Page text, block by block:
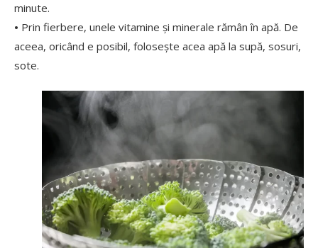
minute.
• Prin fierbere, unele vitamine și minerale rămân în apă. De
aceea, oricând e posibil, folosește acea apă la supă, sosuri,
sote.